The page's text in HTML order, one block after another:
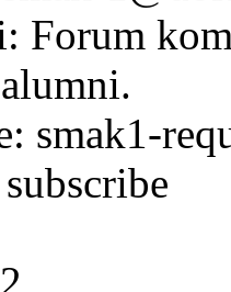
Forum
smak1-